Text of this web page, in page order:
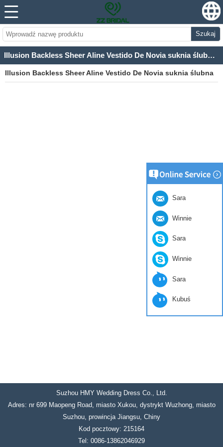
Szukaj
Illusion Backless Sheer Aline Vestido De Novia suknia ślubna z długim rękawem Robe De Mariage
Illusion Backless Sheer Aline Vestido De Novia suknia ślubna
Suzhou HMY Wedding Dress Co., Ltd.
Adres: nr 699 Maopeng Road, miasto Xukou, dystrykt Wuzhong, miasto
Suzhou, prowincja Jiangsu, Chiny
Kod pocztowy: 215164
Tel: 0086-13862046929
Sara
Winnie
Sara
Winnie
Sara
Kubuś